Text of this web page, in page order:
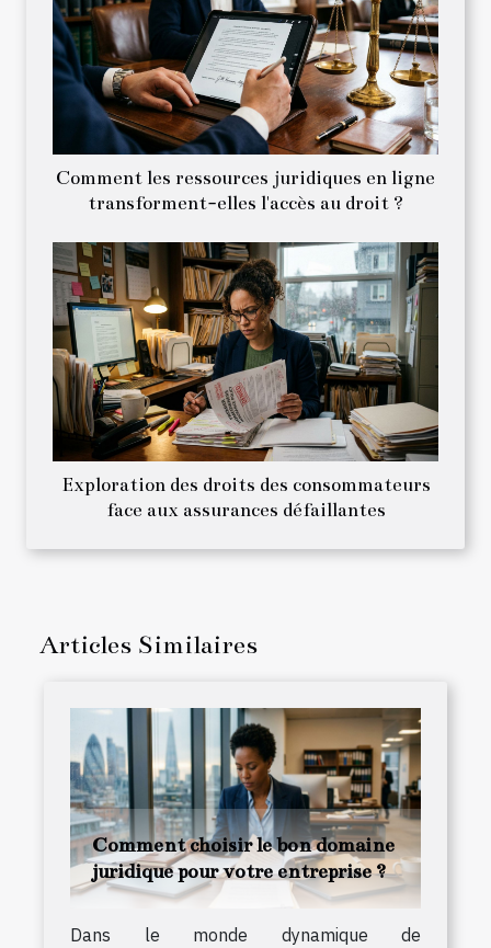
Comment les ressources juridiques en ligne
transforment-elles l'accès au droit ?
Exploration des droits des consommateurs
face aux assurances défaillantes
Articles Similaires
Comment choisir le bon domaine
juridique pour votre entreprise ?
Dans le monde dynamique de